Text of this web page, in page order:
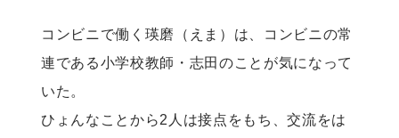
コンビニで働く瑛磨（えま）は、コンビニの常
連である小学校教師・志田のことが気になって
いた。
ひょんなことから2人は接点をもち、交流をは